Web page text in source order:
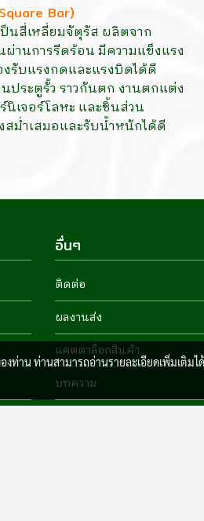
Bar)
นสี่เหลี่ยมจัตุรัส ผลิตจาก
านการรีดร้อน มีความแข็งแรง
รับแรงกดและแรงบิดได้ดี
นประตูรั้ว ราวกันตก งานตกแต่ง
นิเจอร์โลหะ และชิ้นส่วน
สม่ำเสมอและรับน้ำหนักได้ดี
อื่นๆ
ติดต่อ
ผลงานส่ง
แคตตาล็อกสินค้า
บทความ
ท่าน ท่านสามารถอ่านรายละเอียดเพิ่มเติมไ